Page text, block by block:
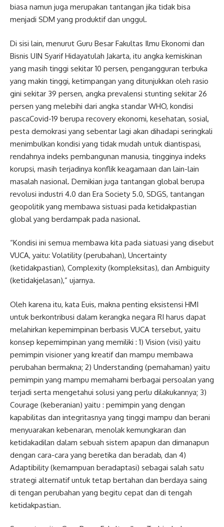
biasa namun juga merupakan tantangan jika tidak bisa
menjadi SDM yang produktif dan unggul.
Di sisi lain, menurut Guru Besar Fakultas Ilmu Ekonomi dan
Bisnis UIN Syarif Hidayatulah Jakarta, itu angka kemiskinan
yang masih tinggi sekitar 10 persen, pengangguran terbuka
yang makin tinggi, ketimpangan yang ditunjukkan oleh rasio
gini sekitar 39 persen, angka prevalensi stunting sekitar 26
persen yang melebihi dari angka standar WHO, kondisi
pascaCovid-19 berupa recovery ekonomi, kesehatan, sosial,
pesta demokrasi yang sebentar lagi akan dihadapi seringkali
menimbulkan kondisi yang tidak mudah untuk diantispasi,
rendahnya indeks pembangunan manusia, tingginya indeks
korupsi, masih terjadinya konflik keagamaan dan lain-lain
masalah nasional. Demikian juga tantangan global berupa
revolusi industri 4.0 dan Era Society 5.0, SDGS, tantangan
geopolitik yang membawa sistuasi pada ketidakpastian
global yang berdampak pada nasional.
“Kondisi ini semua membawa kita pada siatuasi yang disebut
VUCA, yaitu: Volatility (perubahan), Uncertainty
(ketidakpastian), Complexity (kompleksitas), dan Ambiguity
(ketidakjelasan),” ujarnya.
Oleh karena itu, kata Euis, makna penting eksistensi HMI
untuk berkontribusi dalam kerangka negara RI harus dapat
melahirkan kepemimpinan berbasis VUCA tersebut, yaitu
konsep kepemimpinan yang memiliki : 1) Vision (visi) yaitu
pemimpin visioner yang kreatif dan mampu membawa
perubahan bermakna; 2) Understanding (pemahaman) yaitu
pemimpin yang mampu memahami berbagai persoalan yang
terjadi serta mengetahui solusi yang perlu dilakukannya; 3)
Courage (keberanian) yaitu : pemimpin yang dengan
kapabilitas dan integritasnya yang tinggi mampu dan berani
menyuarakan kebenaran, menolak kemungkaran dan
ketidakadilan dalam sebuah sistem apapun dan dimanapun
dengan cara-cara yang beretika dan beradab, dan 4)
Adaptibility (kemampuan beradaptasi) sebagai salah satu
strategi alternatif untuk tetap bertahan dan berdaya saing
di tengan perubahan yang begitu cepat dan di tengah
ketidakpastian.